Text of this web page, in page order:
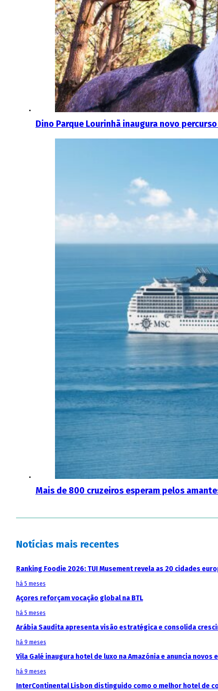
Dino Parque Lourinhã inaugura novo
Mais de 800 cruzeiros esperam pelos
Notícias mais recentes
Ranking Foodie 2026: TUI Musement revela as 20 cidades
há 5 meses
Açores reforçam vocação global na BTL
há 5 meses
Arábia Saudita apresenta visão estratégica e consolida
há 9 meses
Vila Galé inaugura hotel de luxo na Amazónia e anuncia
há 9 meses
InterContinental Lisbon distinguido como o melhor hotel de